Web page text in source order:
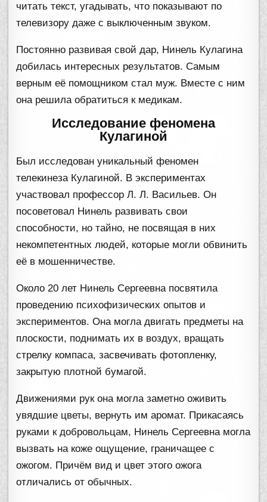
читать текст, угадывать, что показывают по
телевизору даже с выключенным звуком.
Постоянно развивая свой дар, Нинель Кулагина
добилась интересных результатов. Самым
верным её помощником стал муж. Вместе с ним
она решила обратиться к медикам.
Исследование феномена
Кулагиной
Был исследован уникальный феномен
телекинеза Кулагиной. В экспериментах
участвовал профессор Л. Л. Васильев. Он
посоветовал Нинель развивать свои
способности, но тайно, не посвящая в них
некомпетентных людей, которые могли обвинить
её в мошенничестве.
Около 20 лет Нинель Сергеевна посвятила
проведению психофизических опытов и
экспериментов. Она могла двигать предметы на
плоскости, поднимать их в воздух, вращать
стрелку компаса, засвечивать фотопленку,
закрытую плотной бумагой.
Движениями рук она могла заметно оживить
увядшие цветы, вернуть им аромат. Прикасаясь
руками к добровольцам, Нинель Сергеевна могла
вызвать на коже ощущение, граничащее с
ожогом. Причём вид и цвет этого ожога
отличались от обычных.